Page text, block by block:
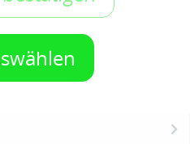
erstmaliger Bestellung von